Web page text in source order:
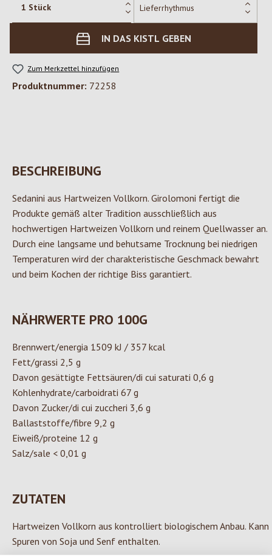
IN DAS KISTL GEBEN
Zum Merkzettel hinzufügen
Produktnummer: 72258
BESCHREIBUNG
Sedanini aus Hartweizen Vollkorn. Girolomoni fertigt die
Produkte gemäß alter Tradition ausschließlich aus
hochwertigen Hartweizen Vollkorn und reinem Quellwasser an.
Durch eine langsame und behutsame Trocknung bei niedrigen
Temperaturen wird der charakteristische Geschmack bewahrt
und beim Kochen der richtige Biss garantiert.
NÄHRWERTE PRO 100G
Brennwert/energia 1509 kJ / 357 kcal
Fett/grassi 2,5 g
Davon gesättigte Fettsäuren/di cui saturati 0,6 g
Kohlenhydrate/carboidrati 67 g
Davon Zucker/di cui zuccheri 3,6 g
Ballaststoffe/fibre 9,2 g
Eiweiß/proteine 12 g
Salz/sale < 0,01 g
ZUTATEN
Hartweizen Vollkorn aus kontrolliert biologischem Anbau. Kann
Spuren von Soja und Senf enthalten.